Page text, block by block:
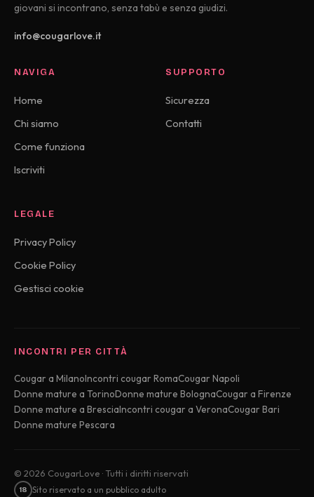
giovani si incontrano, senza tabù e senza giudizi.
info@cougarlove.it
NAVIGA
Home
Chi siamo
Come funziona
Iscriviti
SUPPORTO
Sicurezza
Contatti
LEGALE
Privacy Policy
Cookie Policy
Gestisci cookie
INCONTRI PER CITTÀ
Cougar a MilanoIncontri cougar RomaCougar Napoli
Donne mature a TorinoDonne mature BolognaCougar a Firenze
Donne mature a BresciaIncontri cougar a VeronaCougar Bari
Donne mature Pescara
© 2026 CougarLove · Tutti i diritti riservati
18 Sito riservato a un pubblico adulto